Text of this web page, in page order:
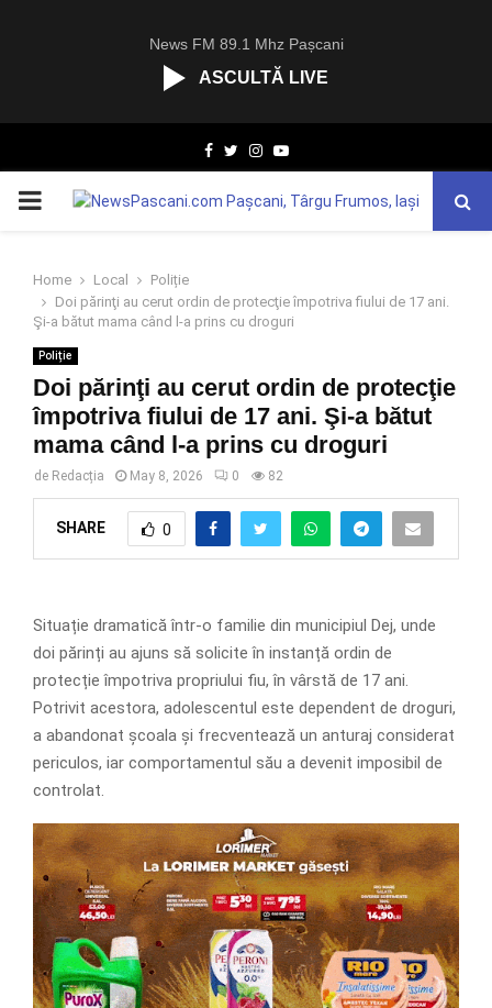
News FM 89.1 Mhz Pașcani
ASCULTĂ LIVE
Facebook
TwitterInstagram
Youtube
PRIMARY
Home Local
Poliție
Doi părinţi au cerut ordin de protecţie împotriva fiului de 17 ani.
Şi-a bătut mama când l-a prins cu droguri
Poliție
Doi părinţi au cerut ordin de protecţie
împotriva fiului de 17 ani. Şi-a bătut
mama când l-a prins cu droguri
de Redacția May 8, 2026 0 82
SHARE 0
Situație dramatică într-o familie din municipiul Dej, unde
doi părinți au ajuns să solicite în instanță ordin de
protecție împotriva propriului fiu, în vârstă de 17 ani.
Potrivit acestora, adolescentul este dependent de droguri,
a abandonat școala și frecventează un anturaj considerat
periculos, iar comportamentul său a devenit imposibil de
controlat.